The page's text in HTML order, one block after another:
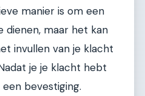
manier is om een
maar het kan
invullen van je klacht
je je klacht hebt
bevestiging.